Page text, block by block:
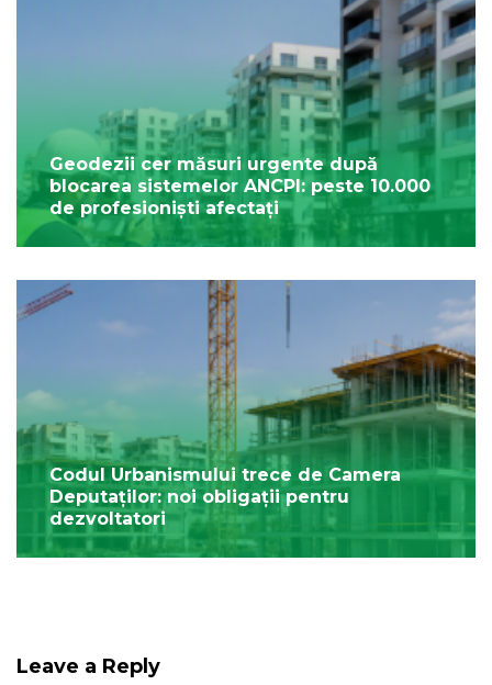
Geodezii cer măsuri urgente după
blocarea sistemelor ANCPI: peste 10.000
de profesioniști afectați
Codul Urbanismului trece de Camera
Deputaților: noi obligații pentru
dezvoltatori
Leave a Reply